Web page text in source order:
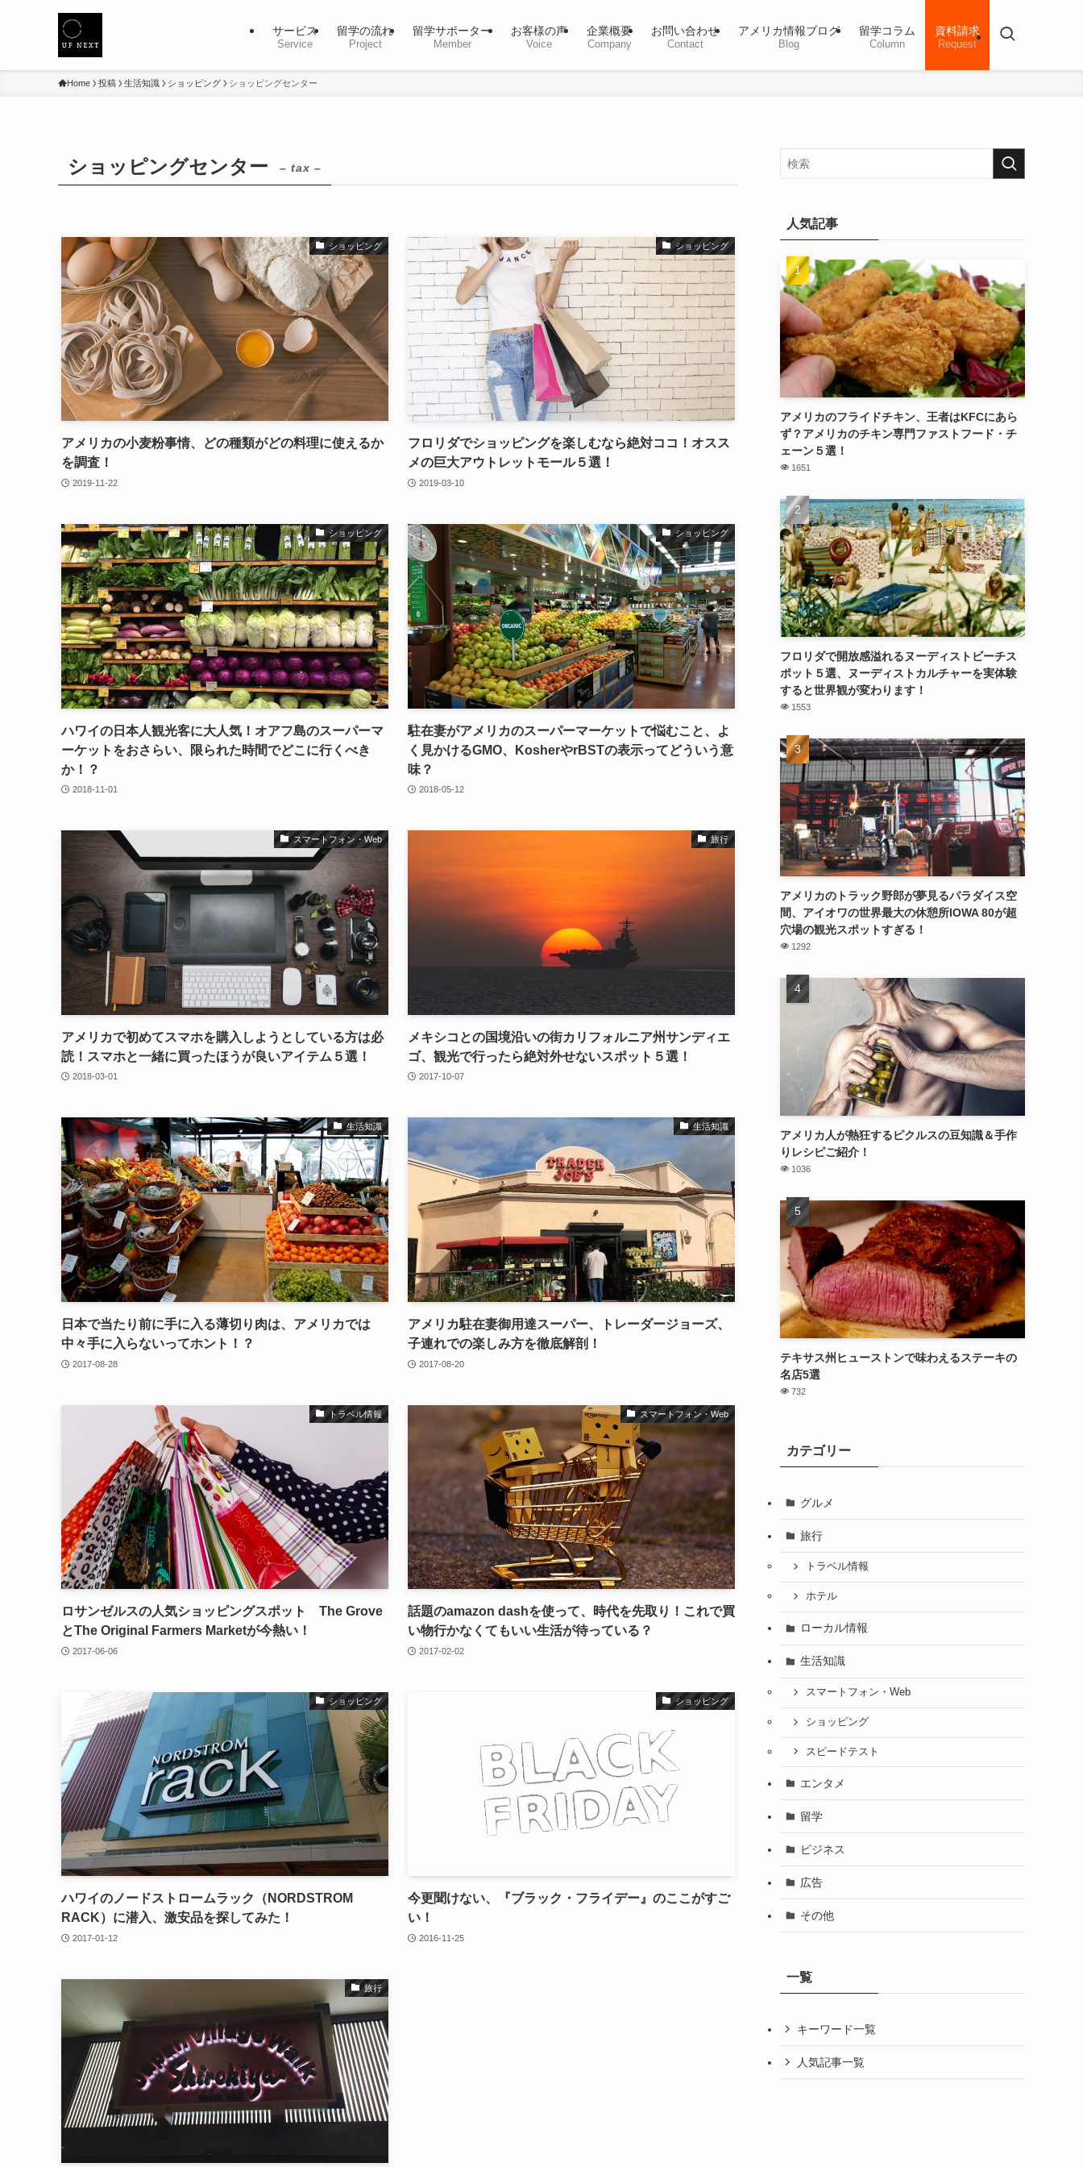
サービス
Service
留学の流れ
Project
留学サポーター
Member
お客様の声
Voice
企業概要
Company
お問い合わせ
Contact
アメリカ情報ブログ
Blog
留学コラム
Column
資料請求
Request
Home 投稿 生活知識 ショッピング ショッピングセンター
ショッピングセンター – tax –
ショッピング
アメリカの小麦粉事情、どの種類がどの料理に使えるか
を調査！
2019-11-22
ショッピング
フロリダでショッピングを楽しむなら絶対ココ！オスス
メの巨大アウトレットモール５選！
2019-03-10
ショッピング
ハワイの日本人観光客に大人気！オアフ島のスーパーマ
ーケットをおさらい、限られた時間でどこに行くべき
か！？
2018-11-01
ショッピング
駐在妻がアメリカのスーパーマーケットで悩むこと、よ
く見かけるGMO、KosherやrBSTの表示ってどういう意
味？
2018-05-12
スマートフォン・Web
アメリカで初めてスマホを購入しようとしている方は必
読！スマホと一緒に買ったほうが良いアイテム５選！
2018-03-01
旅行
メキシコとの国境沿いの街カリフォルニア州サンディエ
ゴ、観光で行ったら絶対外せないスポット５選！
2017-10-07
生活知識
日本で当たり前に手に入る薄切り肉は、アメリカでは
中々手に入らないってホント！？
2017-08-28
生活知識
アメリカ駐在妻御用達スーパー、トレーダージョーズ、
子連れでの楽しみ方を徹底解剖！
2017-08-20
トラベル情報
ロサンゼルスの人気ショッピングスポット The Grove
とThe Original Farmers Marketが今熱い！
2017-06-06
スマートフォン・Web
話題のamazon dashを使って、時代を先取り！これで買
い物行かなくてもいい生活が待っている？
2017-02-02
ショッピング
ハワイのノードストロームラック（NORDSTROM
RACK）に潜入、激安品を探してみた！
2017-01-12
ショッピング
今更聞けない、『ブラック・フライデー』のここがすご
い！
2016-11-25
旅行
人気記事
アメリカのフライドチキン、王者はKFCにあら
ず？アメリカのチキン専門ファストフード・チ
ェーン５選！
1651
フロリダで開放感溢れるヌーディストビーチス
ポット５選、ヌーディストカルチャーを実体験
すると世界観が変わります！
1553
アメリカのトラック野郎が夢見るパラダイス空
間、アイオワの世界最大の休憩所IOWA 80が超
穴場の観光スポットすぎる！
1292
アメリカ人が熱狂するピクルスの豆知識＆手作
りレシピご紹介！
1036
テキサス州ヒューストンで味わえるステーキの
名店5選
732
カテゴリー
グルメ
旅行
トラベル情報
ホテル
ローカル情報
生活知識
スマートフォン・Web
ショッピング
スピードテスト
エンタメ
留学
ビジネス
広告
その他
一覧
キーワード一覧
人気記事一覧